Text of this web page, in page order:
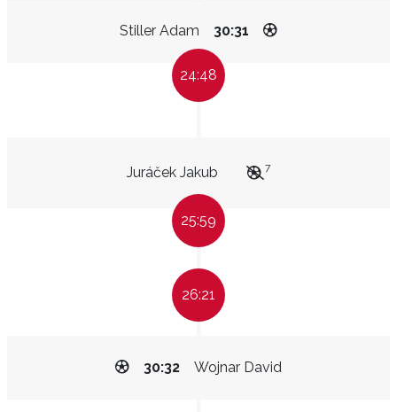
Stiller Adam 30:31
24:48
Juráček Jakub 7
25:59
26:21
Wojnar David
30:32